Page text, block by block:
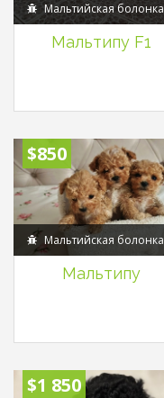
Мальтийская болонка
Мальтипу F1
$850
Мальтийская болонка
Мальтипу
$1 850